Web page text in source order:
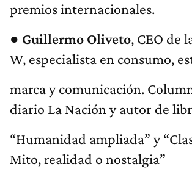
premios internacionales.
● Guillermo Oliveto, CEO de
W, especialista en consumo,
marca y comunicación.
diario La Nación y autor de
“Humanidad ampliada” y
Mito, realidad o nostalgia”